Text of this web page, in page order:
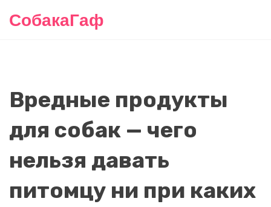
СобакаГаф
Вредные продукты
для собак — чего
нельзя давать
питомцу ни при каких